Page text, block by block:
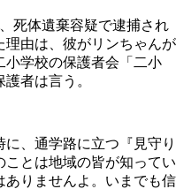
死体遺棄容疑で逮捕され
理由は、彼がリンちゃんが
小学校の保護者会「二小
者は言う。
に、通学路に立つ『見守り
とは地域の皆が知ってい
ありませんよ。いまでも信